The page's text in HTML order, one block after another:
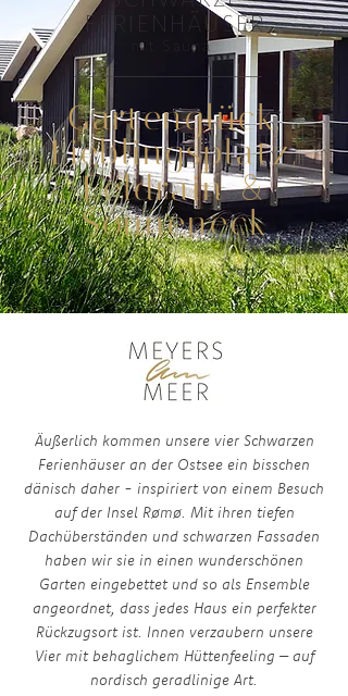
FERIENHÄUSER
mit Sauna
Gartenglück,
Lieblingsplatz,
Feldrain&
Sonneneck
Äußerlich kommen unsere vier Schwarzen
Ferienhäuser an der Ostsee ein bisschen
dänisch daher - inspiriert von einem Besuch
auf der Insel Rømø. Mit ihren tiefen
Dachüberständen und schwarzen Fassaden
haben wir sie in einen wunderschönen
Garten eingebettet und so als Ensemble
angeordnet, dass jedes Haus ein perfekter
Rückzugsort ist. Innen verzaubern unsere
Vier mit behaglichem Hüttenfeeling – auf
nordisch geradlinige Art.